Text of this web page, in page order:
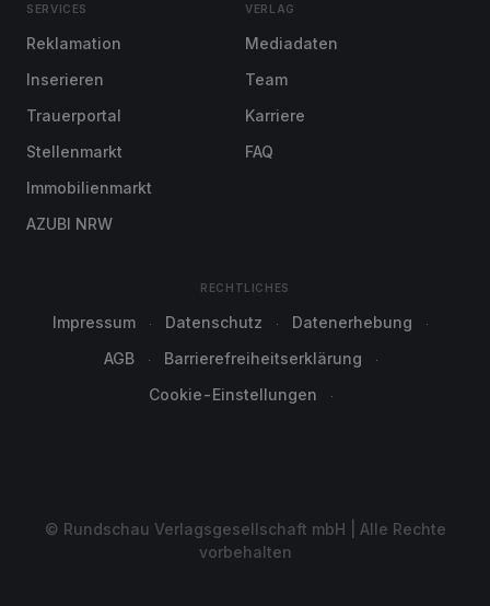
SERVICES
Reklamation
Inserieren
Trauerportal
Stellenmarkt
Immobilienmarkt
AZUBI NRW
VERLAG
Mediadaten
Team
Karriere
FAQ
RECHTLICHES
Impressum Datenschutz
Datenerhebung
AGB
Barrierefreiheitserklärung
Cookie-Einstellungen
© Rundschau Verlagsgesellschaft mbH | Alle Rechte
vorbehalten